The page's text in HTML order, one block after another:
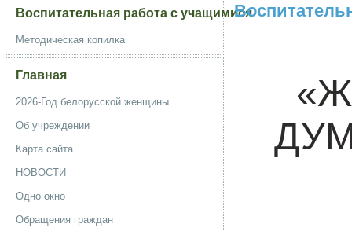
Воспитательная работа с учащимися
Методическая копилка
Главная
2026-Год белорусской женщины
Об учреждении
Карта сайта
НОВОСТИ
Одно окно
Обращения граждан